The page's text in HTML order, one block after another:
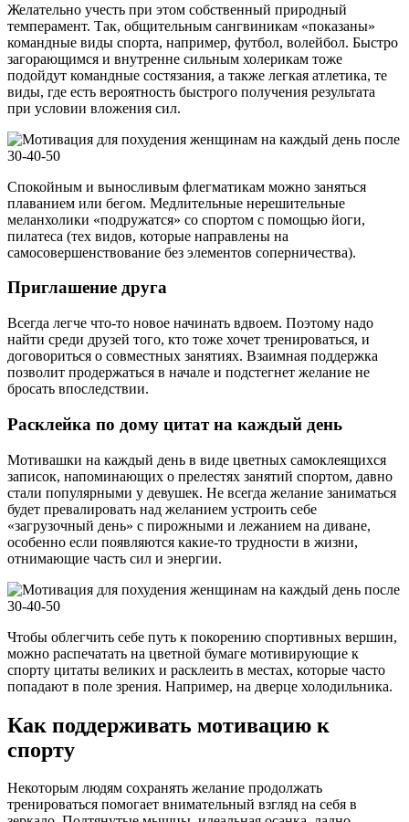
Желательно учесть при этом собственный природный
темперамент. Так, общительным сангвиникам «показаны»
командные виды спорта, например, футбол, волейбол. Быстро
загорающимся и внутренне сильным холерикам тоже
подойдут командные состязания, а также легкая атлетика, те
виды, где есть вероятность быстрого получения результата
при условии вложения сил.
Спокойным и выносливым флегматикам можно заняться
плаванием или бегом. Медлительные нерешительные
меланхолики «подружатся» со спортом с помощью йоги,
пилатеса (тех видов, которые направлены на
самосовершенствование без элементов соперничества).
Приглашение друга
Всегда легче что-то новое начинать вдвоем. Поэтому надо
найти среди друзей того, кто тоже хочет тренироваться, и
договориться о совместных занятиях. Взаимная поддержка
позволит продержаться в начале и подстегнет желание не
бросать впоследствии.
Расклейка по дому цитат на каждый день
Мотивашки на каждый день в виде цветных самоклеящихся
записок, напоминающих о прелестях занятий спортом, давно
стали популярными у девушек. Не всегда желание заниматься
будет превалировать над желанием устроить себе
«загрузочный день» с пирожными и лежанием на диване,
особенно если появляются какие-то трудности в жизни,
отнимающие часть сил и энергии.
Чтобы облегчить себе путь к покорению спортивных вершин,
можно распечатать на цветной бумаге мотивирующие к
спорту цитаты великих и расклеить в местах, которые часто
попадают в поле зрения. Например, на дверце холодильника.
Как поддерживать мотивацию к
спорту
Некоторым людям сохранять желание продолжать
тренироваться помогает внимательный взгляд на себя в